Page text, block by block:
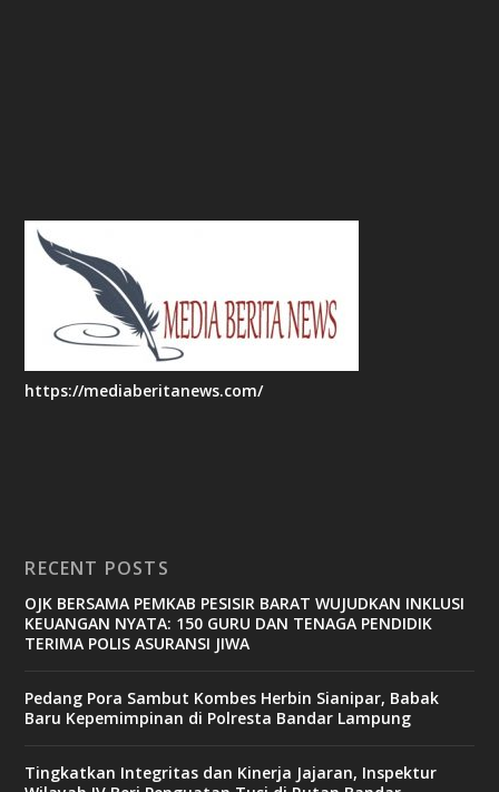
https://mediaberitanews.com/
RECENT POSTS
OJK BERSAMA PEMKAB PESISIR BARAT WUJUDKAN INKLUSI
KEUANGAN NYATA: 150 GURU DAN TENAGA PENDIDIK
TERIMA POLIS ASURANSI JIWA
Pedang Pora Sambut Kombes Herbin Sianipar, Babak
Baru Kepemimpinan di Polresta Bandar Lampung
Tingkatkan Integritas dan Kinerja Jajaran, Inspektur